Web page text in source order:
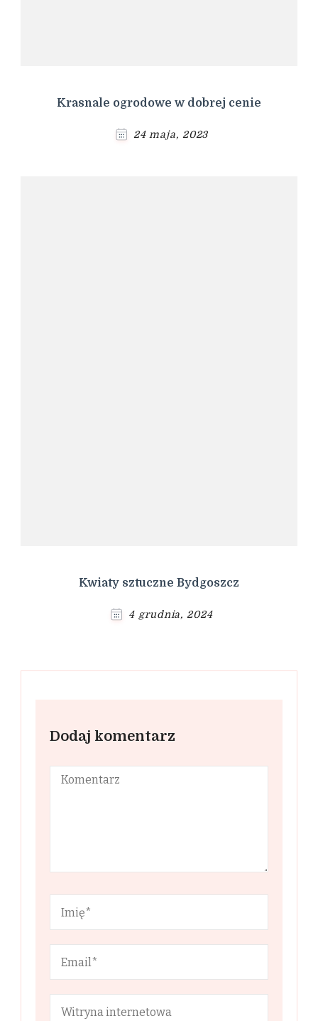
Krasnale ogrodowe w dobrej cenie
24 maja, 2023
Kwiaty sztuczne Bydgoszcz
4 grudnia, 2024
Dodaj komentarz